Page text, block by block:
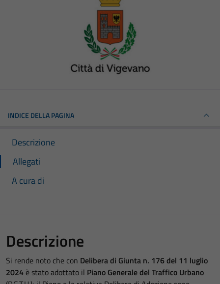
INDICE DELLA PAGINA
Descrizione
Allegati
A cura di
Descrizione
Si rende noto che con Delibera di Giunta n. 176 del 11 luglio
2024 è stato adottato il Piano Generale del Traffico Urbano